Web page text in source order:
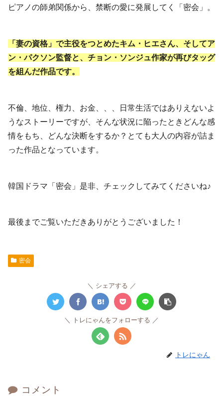
ピアノの師弟関係から、禁断の愛に発展してく「密会」。
「妻の資格」で主役をつとめたキム・ヒエさん、そしてア
ン・パクソン監督と、チョン・ソンジュ作家が再びタッグ
を組んだ作品です。
不倫、地位、権力、お金、、、日常生活ではありえないよ
うなストーリーですが、そんな状況に陥ったときどんな感
情をもち、どんな決断をするか？とても大人の内容が詰ま
った作品となっています。
韓国ドラマ「密会」是非、チェックしてみてくださいね♪
最後までご覧いただきありがとうございました！
密会
シェアする
トレにゃんをフォローする
トレにゃん
コメント